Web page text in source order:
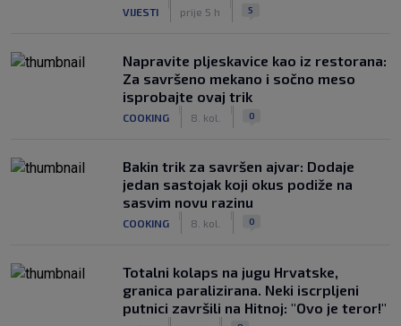
VIJESTI prije 5 h 5
Napravite pljeskavice kao iz restorana:
Za savršeno mekano i sočno meso
isprobajte ovaj trik
COOKING 8. kol. 0
Bakin trik za savršen ajvar: Dodaje
jedan sastojak koji okus podiže na
sasvim novu razinu
COOKING 8. kol. 0
Totalni kolaps na jugu Hrvatske,
granica paralizirana. Neki iscrpljeni
putnici završili na Hitnoj: "Ovo je teror!"